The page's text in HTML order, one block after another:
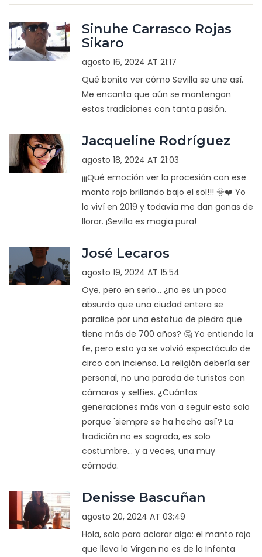
Sinuhe Carrasco Rojas
Sikaro
agosto 16, 2024 AT 21:17
Qué bonito ver cómo Sevilla se une así.
Me encanta que aún se mantengan
estas tradiciones con tanta pasión.
Jacqueline Rodríguez
agosto 18, 2024 AT 21:03
¡¡¡Qué emoción ver la procesión con ese
manto rojo brillando bajo el sol!!! 🌞❤️ Yo
lo viví en 2019 y todavía me dan ganas de
llorar. ¡Sevilla es magia pura!
José Lecaros
agosto 19, 2024 AT 15:54
Oye, pero en serio... ¿no es un poco
absurdo que una ciudad entera se
paralice por una estatua de piedra que
tiene más de 700 años? 🤔 Yo entiendo la
fe, pero esto ya se volvió espectáculo de
circo con incienso. La religión debería ser
personal, no una parada de turistas con
cámaras y selfies. ¿Cuántas
generaciones más van a seguir esto solo
porque 'siempre se ha hecho así'? La
tradición no es sagrada, es solo
costumbre... y a veces, una muy
cómoda.
Denisse Bascuñan
agosto 20, 2024 AT 03:49
Hola, solo para aclarar algo: el manto rojo
que lleva la Virgen no es de la Infanta